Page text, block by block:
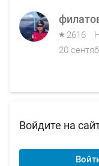
2616
20
Войдите на